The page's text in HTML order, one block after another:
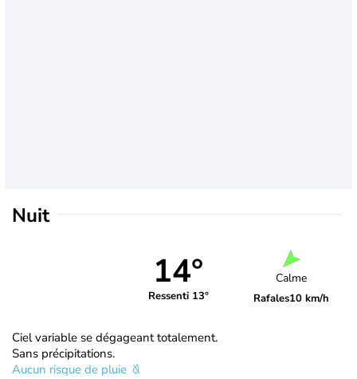
Nuit
14°
Ressenti 13°
Calme
Rafales10 km/h
Ciel variable se dégageant totalement.
Sans précipitations.
Aucun risque de pluie